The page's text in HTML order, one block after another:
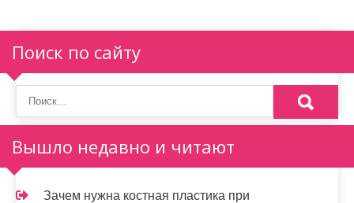
Поиск по сайту
Вышло недавно и читают
Зачем нужна костная пластика при